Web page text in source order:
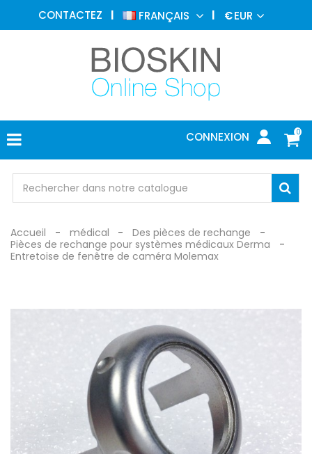
CONTACTEZ FRANÇAIS €EUR
0
CONNEXION
MÉDECINE
ESTHÉTIQUE
DERMATOLOGIE
PHOTOTHÉRAPIE
MÉDICAL
MÉDICAL
PROTECTION
Accueil médical
Des pièces de rechange
Pièces de rechange pour systèmes médicaux Derma
Entretoise de fenêtre de caméra Molemax